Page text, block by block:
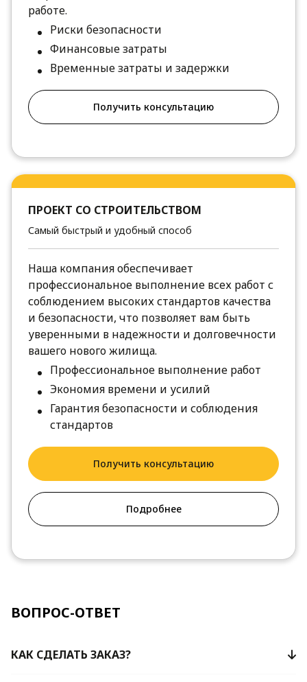
работе.
Риски безопасности
Финансовые затраты
Временные затраты и задержки
Получить консультацию
ПРОЕКТ СО СТРОИТЕЛЬСТВОМ
Самый быстрый и удобный способ
Наша компания обеспечивает
профессиональное выполнение всех работ с
соблюдением высоких стандартов качества
и безопасности, что позволяет вам быть
уверенными в надежности и долговечности
вашего нового жилища.
Профессиональное выполнение работ
Экономия времени и усилий
Гарантия безопасности и соблюдения
стандартов
Получить консультацию
Подробнее
ВОПРОС-ОТВЕТ
КАК СДЕЛАТЬ ЗАКАЗ?